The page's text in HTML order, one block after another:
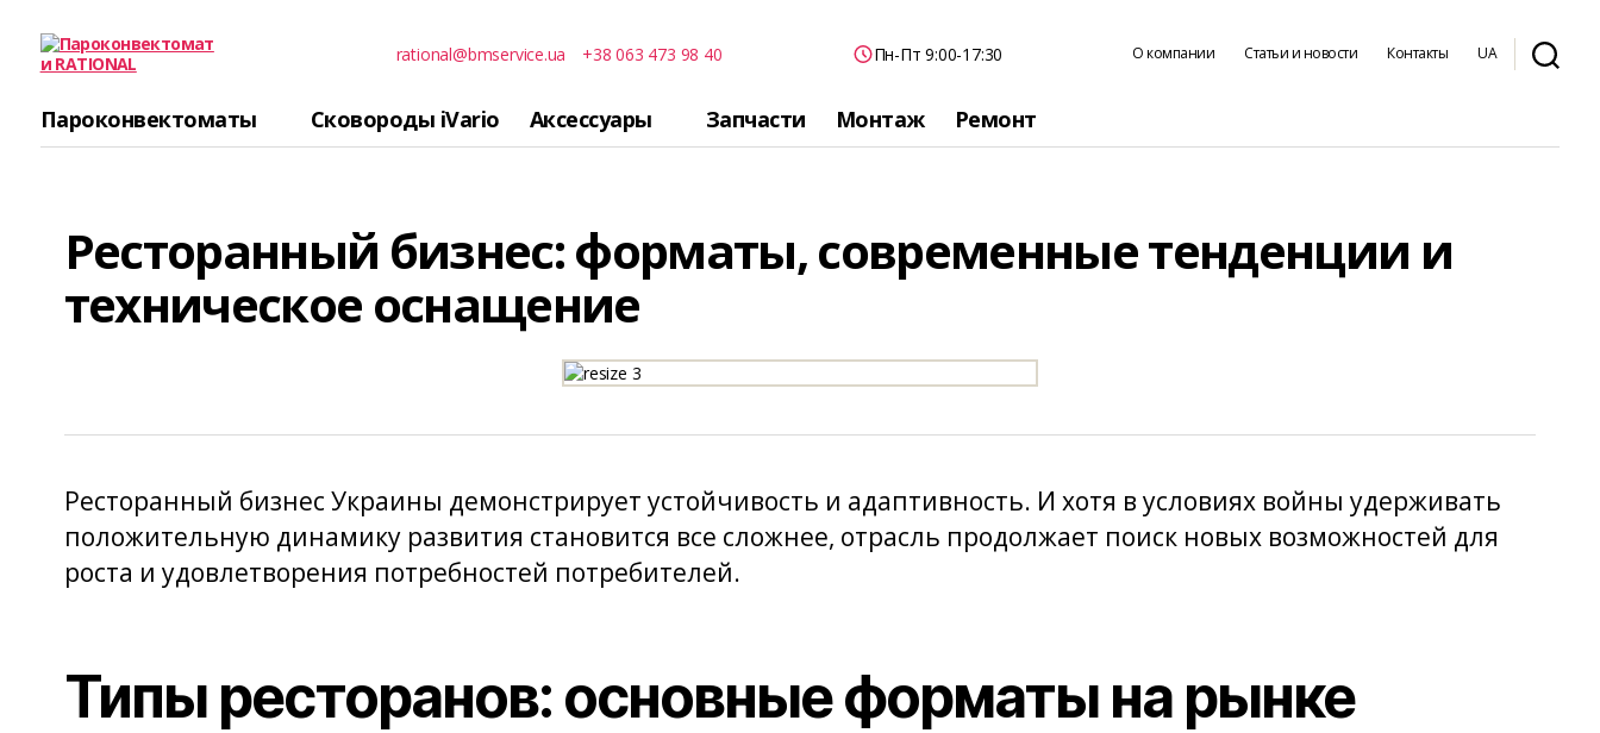
rational@bmservice.ua +38 063 473 98 40 Пн-Пт 9:00-17:30 О компании Статьи и новости Контакты UA
Пароконвектоматы Сковороды iVario Аксессуары Запчасти Монтаж Ремонт
Ресторанный бизнес: форматы, современные тенденции и
техническое оснащение
Ресторанный бизнес Украины демонстрирует устойчивость и адаптивность. И хотя в условиях войны удерживать
положительную динамику развития становится все сложнее, отрасль продолжает поиск новых возможностей для
роста и удовлетворения потребностей потребителей.
Типы ресторанов: основные форматы на рынке